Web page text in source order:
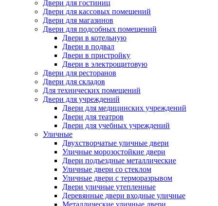
Двери для гостиниц
Двери для кассовых помещений
Двери для магазинов
Двери для подсобных помещений
Двери в котельную
Двери в подвал
Двери в пристройку
Двери в электрощитовую
Двери для ресторанов
Двери для складов
Для технических помещений
Двери для учреждений
Двери для медицинских учреждений
Двери для театров
Двери для учебных учреждений
Уличные
Двухстворчатые уличные двери
Уличные морозостойкие двери
Двери подъездные металлические
Уличные двери со стеклом
Уличные двери с терморазрывом
Двери уличные утепленные
Деревянные двери входные уличные
Металлические уличные двери